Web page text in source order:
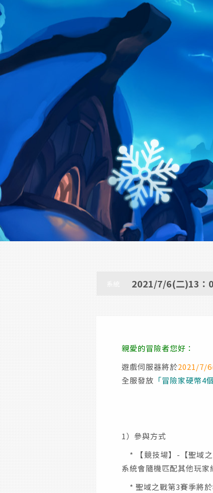
2021/7/6(二)13：
親愛的冒險者您好：
遊戲伺服器將於2021/7/
全服發放 「冒險家硬幣4
1）參與方式
* 【競技場】-【聖域之
系統會隨機匹配其他玩家
* 聖域之戰第3賽季將